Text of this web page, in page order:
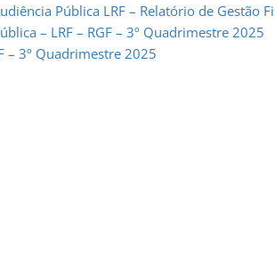
Pública LRF – Relatório de Gestão
– LRF – RGF – 3º Quadrimestre 2025
– 3º Quadrimestre 2025